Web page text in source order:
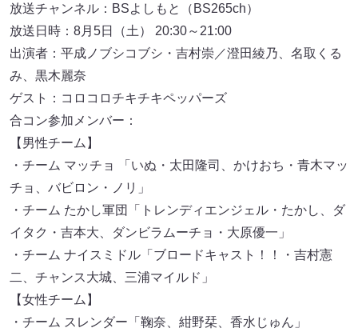
放送チャンネル：BSよしもと（BS265ch）
放送日時：8月5日（土） 20:30～21:00
出演者：平成ノブシコブシ・吉村崇／澄田綾乃、名取くる
み、黒木麗奈
ゲスト：コロコロチキチキペッパーズ
合コン参加メンバー：
【男性チーム】
・チーム マッチョ 「いぬ・太田隆司、かけおち・青木マッ
チョ、バビロン・ノリ」
・チーム たかし軍団「トレンディエンジェル・たかし、ダ
イタク・吉本大、ダンビラムーチョ・大原優一」
・チーム ナイスミドル「ブロードキャスト！！・吉村憲
二、チャンス大城、三浦マイルド」
【女性チーム】
・チーム スレンダー「鞠奈、紺野栞、香水じゅん」